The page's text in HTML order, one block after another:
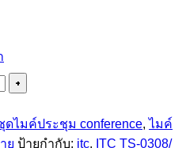
ดไมค์ประชุม conference,ไมค์
ย ป้ายกำกับ: itc, ITC TS-0308/